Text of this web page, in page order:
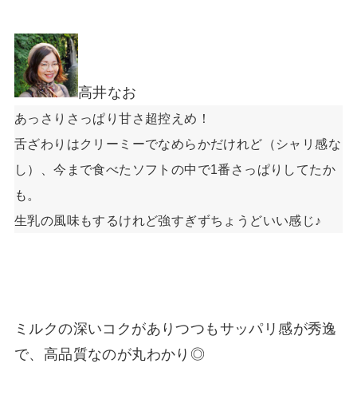
高井なお
あっさりさっぱり甘さ超控えめ！
舌ざわりはクリーミーでなめらかだけれど（シャリ感な
し）、今まで食べたソフトの中で1番さっぱりしてたか
も。
生乳の風味もするけれど強すぎずちょうどいい感じ♪
ミルクの深いコクがありつつもサッパリ感が秀逸
で、高品質なのが丸わかり◎